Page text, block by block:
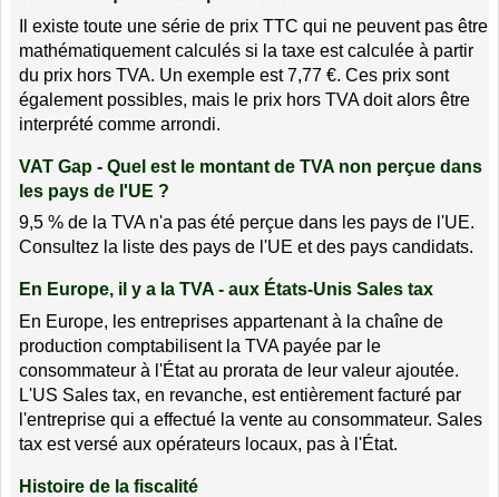
Il existe toute une série de prix TTC qui ne peuvent pas être
mathématiquement calculés si la taxe est calculée à partir
du prix hors TVA. Un exemple est 7,77 €. Ces prix sont
également possibles, mais le prix hors TVA doit alors être
interprété comme arrondi.
VAT Gap - Quel est le montant de TVA non perçue dans
les pays de l'UE ?
9,5 % de la TVA n'a pas été perçue dans les pays de l'UE.
Consultez la liste des pays de l'UE et des pays candidats.
En Europe, il y a la TVA - aux États-Unis Sales tax
En Europe, les entreprises appartenant à la chaîne de
production comptabilisent la TVA payée par le
consommateur à l'État au prorata de leur valeur ajoutée.
L'US Sales tax, en revanche, est entièrement facturé par
l'entreprise qui a effectué la vente au consommateur. Sales
tax est versé aux opérateurs locaux, pas à l'État.
Histoire de la fiscalité